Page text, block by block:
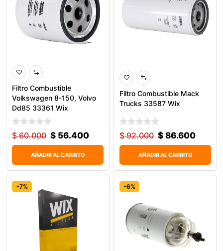
Filtro Combustible
Volkswagen 8-150, Volvo
Dd85 33361 Wix
$60.000 $ 56.400
AÑADIR AL CARRITO
Filtro Combustible Mack
Trucks 33587 Wix
$92.000 $ 86.600
AÑADIR AL CARRITO
-7% -6%